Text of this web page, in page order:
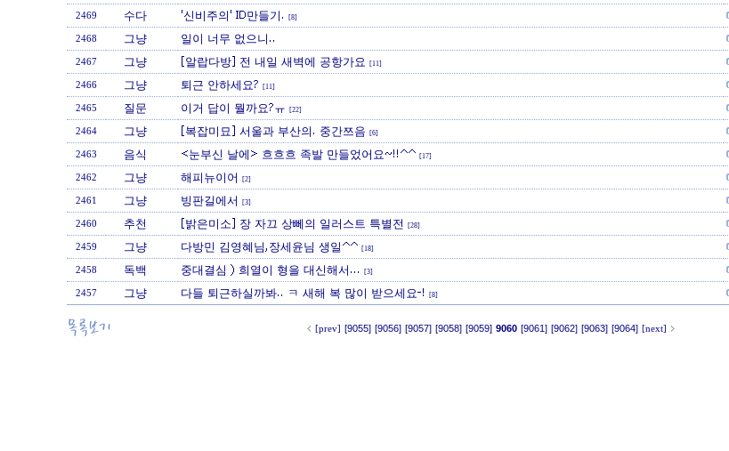
2469 수다 '신비주의' ID만들기. [8]
2468 그냥 일이 너무 없으니..
2467 그냥 [알랍다방] 전 내일 새벽에 공항가요 [11]
2466 그냥 퇴근 안하세요? [11]
2465 질문 이거 답이 뭘까요?ㅠ [22]
2464 그냥 [복잡미묘] 서울과 부산의. 중간쯔음 [6]
2463 음식 <눈부신 날에> 흐흐흐 족발 만들었어요~!!^^ [17]
2462 그냥 해피뉴이어 [2]
2461 그냥 빙판길에서 [3]
2460 추천 [밝은미소] 장 자끄 상뻬의 일러스트 특별전 [28]
2459 그냥 다방민 김영혜님,장세윤님 생일^^ [18]
2458 독백 중대결심 ) 희열이 형을 대신해서... [3]
2457 그냥 다들 퇴근하실까봐.. ㅋ 새해 복 많이 받으세요-! [8]
[prev] [9055] [9056] [9057] [9058] [9059] 9060 [9061] [9062] [9063] [9064] [next]